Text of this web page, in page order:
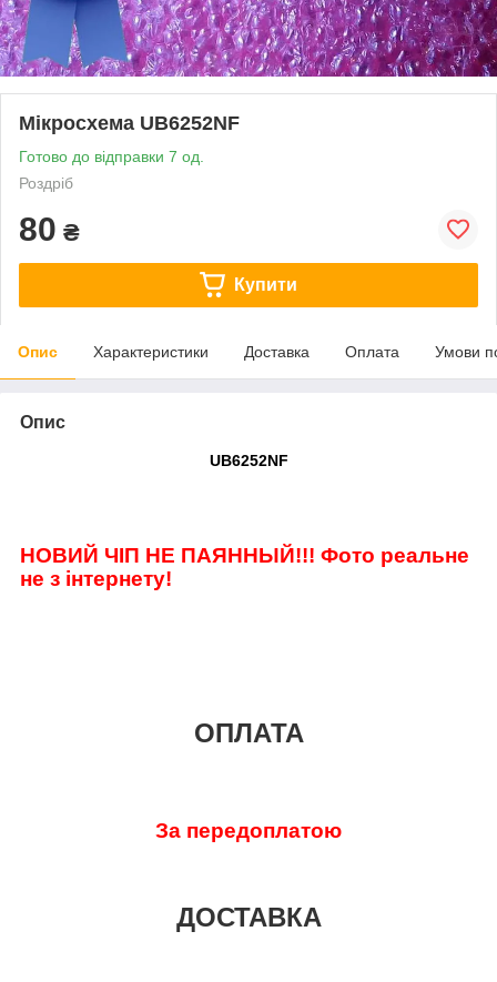
Мікросхема UB6252NF
Готово до відправки 7 од.
Роздріб
80 ₴
Купити
Опис Характеристики Доставка Оплата Умови
Опис
UB6252NF
НОВИЙ ЧІП НЕ ПАЯННЫЙ!!! Фото реальне
не з інтернету!
ОПЛАТА
За передоплатою
ДОСТАВКА